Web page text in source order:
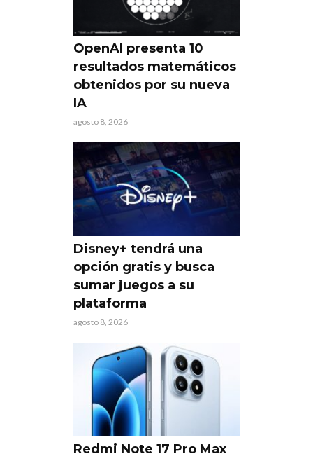
OpenAI presenta 10
resultados matemáticos
obtenidos por su nueva
IA
agosto 8, 2026
Disney+ tendrá una
opción gratis y busca
sumar juegos a su
plataforma
agosto 8, 2026
Redmi Note 17 Pro Max